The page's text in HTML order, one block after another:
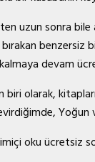
uzun sonra bile
benzersiz
devam
biri olarak,
Yoğun
oku ücretsiz